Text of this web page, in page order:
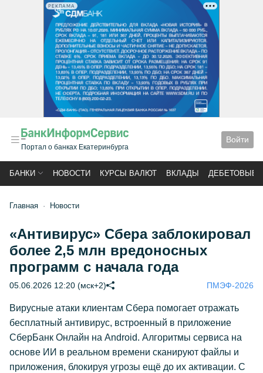
РЕКЛАМА
Портал о банках Екатеринбурга
Войти
БАНКИ НОВОСТИ КУРСЫ ВАЛЮТ ВКЛАДЫ ДЕБЕТОВЫЕ
Главная Новости
«Антивирус» Сбера заблокировал
более 2,5 млн вредоносных
программ с начала года
05.06.2026 12:20 (мск+2) ПМЭФ-2026
Вирусные атаки клиентам Сбера помогает отражать
бесплатный антивирус, встроенный в приложение
СберБанк Онлайн на Android. Алгоритмы сервиса на
основе ИИ в реальном времени сканируют файлы и
приложения, блокируя угрозы ещё до их активации. С